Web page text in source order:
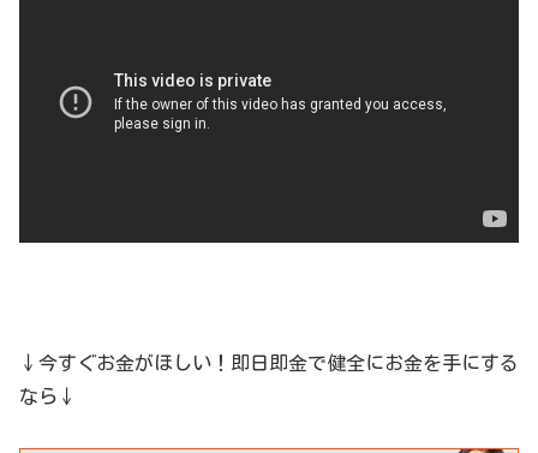
↓今すぐお金がほしい！即日即金で健全にお金を手にする
なら↓